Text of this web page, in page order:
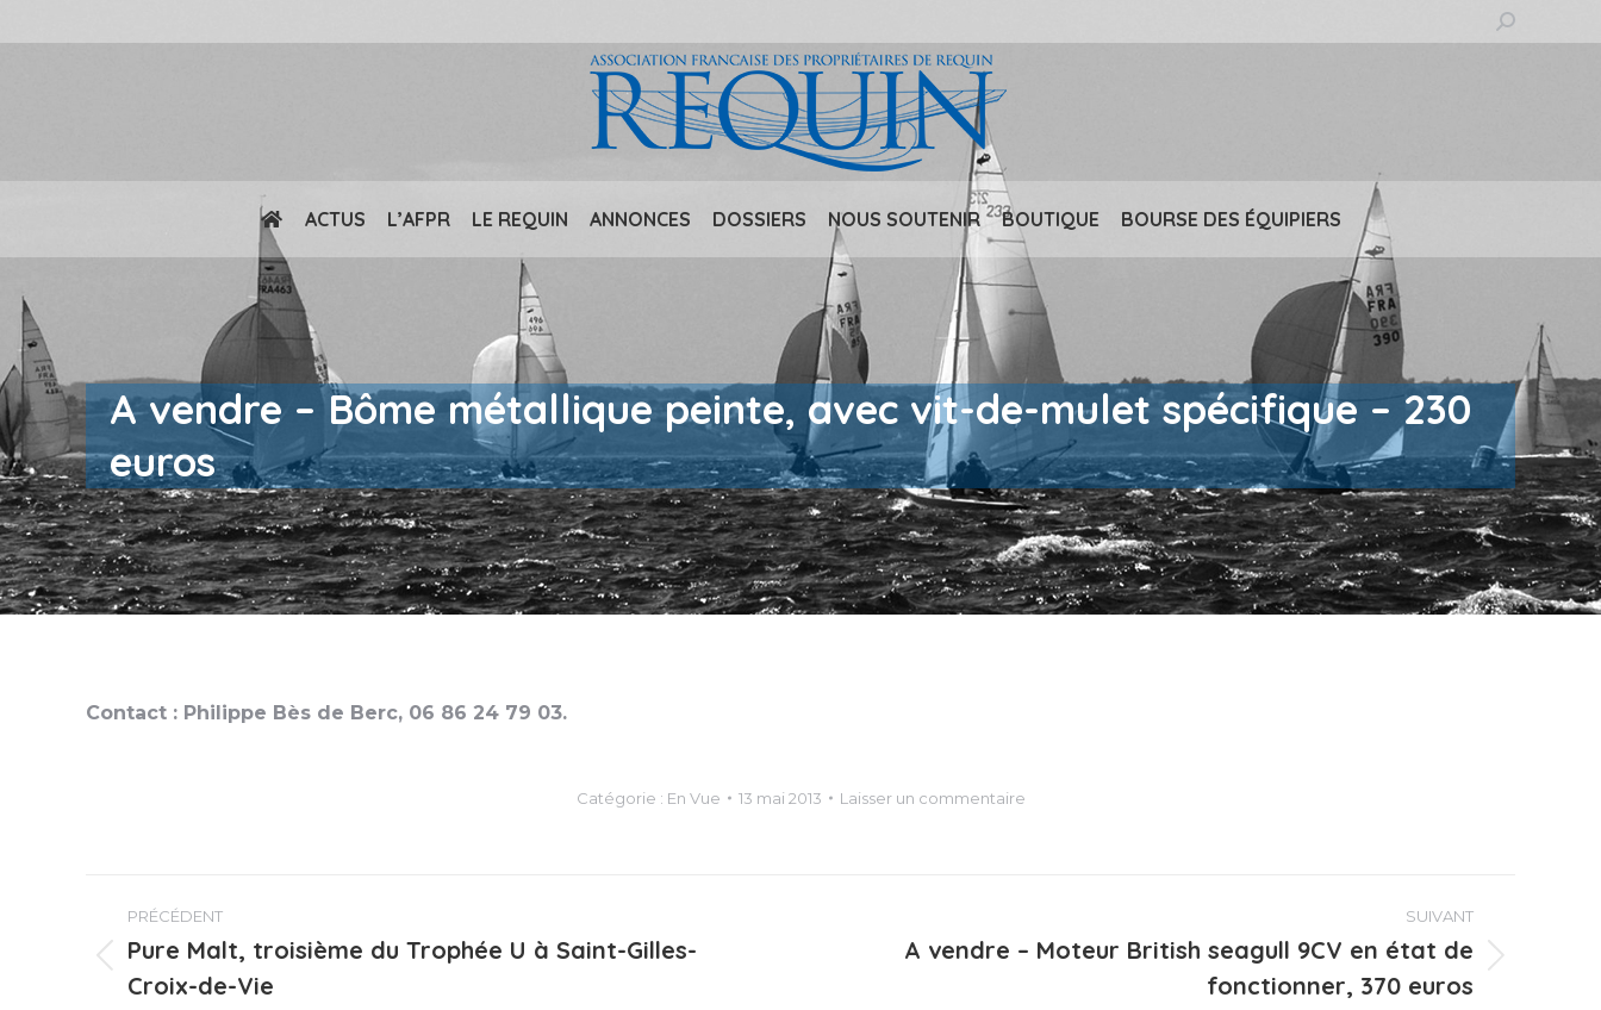
Recherche
:
ACTUS L’AFPR LE REQUIN ANNONCES DOSSIERS NOUS SOUTENIR BOUTIQUE BOURSE DES ÉQUIPIERS
A vendre – Bôme métallique peinte, avec vit-de-mulet spécifique – 230
euros
Contact : Philippe Bès de Berc, 06 86 24 79 03.
Catégorie : En Vue 13 mai 2013 Laisser un commentaire
Navigation
article
PRÉCÉDENT
précédent
Pure Malt, troisième du Trophée U à Saint-Gilles-
Croix-de-Vie
SUIVANT
A vendre – Moteur British seagull 9CV en état de
fonctionner, ‏370 euros